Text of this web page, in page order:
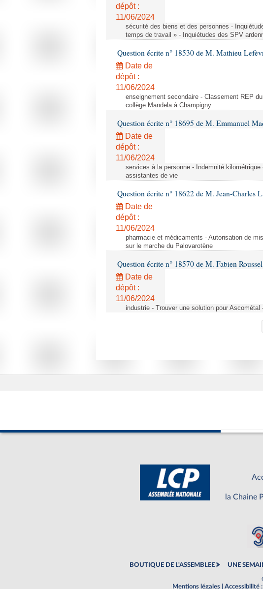
dépôt :
11/06/2024
sécurité des biens et des personnes -
temps de travail » - Inquiétudes des SPV
Question écrite n° 18530 de M. Mathieu
Date de
dépôt :
11/06/2024
enseignement secondaire - Classement REP
collège Mandela à Champigny
Question écrite n° 18695 de M. Emmanuel
Date de
dépôt :
11/06/2024
services à la personne - Indemnité
assistantes de vie
Question écrite n° 18622 de M. Jean-Charles
Date de
dépôt :
11/06/2024
pharmacie et médicaments - Autorisation de
sur le marche du Palovarotène
Question écrite n° 18570 de M. Fabien Roussel
Date de
dépôt :
11/06/2024
industrie - Trouver une solution pour
la Chaine
BOUTIQUE DE L'ASSEMBLEE UNE
Mentions légales
Accessibilité